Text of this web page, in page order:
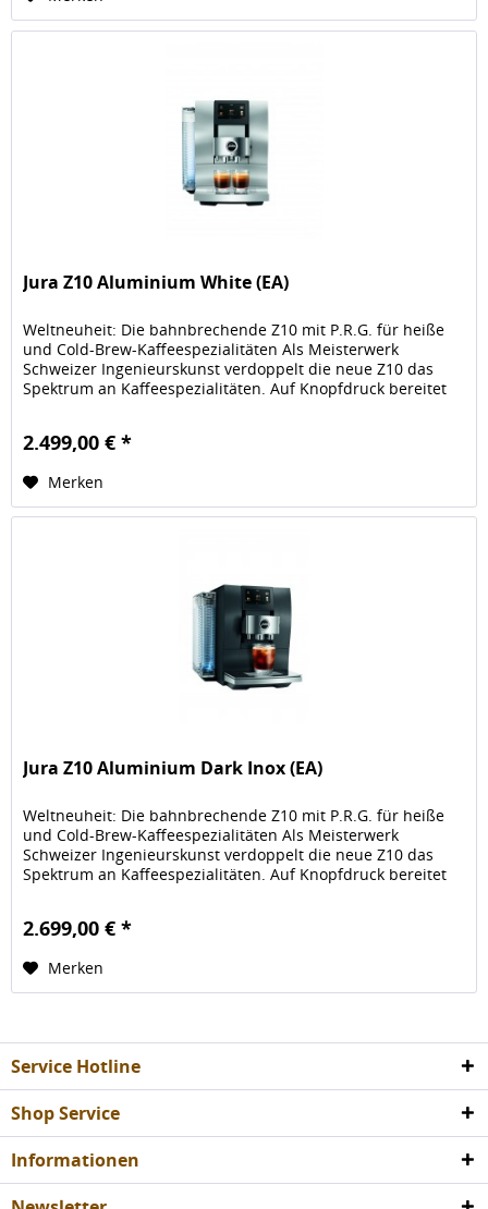
Jura Z10 Aluminium White (EA)
Weltneuheit: Die bahnbrechende Z10 mit P.R.G. für heiße
und Cold-Brew-Kaffeespezialitäten Als Meisterwerk
Schweizer Ingenieurskunst verdoppelt die neue Z10 das
Spektrum an Kaffeespezialitäten. Auf Knopfdruck bereitet
2.499,00 € *
Merken
Jura Z10 Aluminium Dark Inox (EA)
Weltneuheit: Die bahnbrechende Z10 mit P.R.G. für heiße
und Cold-Brew-Kaffeespezialitäten Als Meisterwerk
Schweizer Ingenieurskunst verdoppelt die neue Z10 das
Spektrum an Kaffeespezialitäten. Auf Knopfdruck bereitet
2.699,00 € *
Merken
Service Hotline
Shop Service
Informationen